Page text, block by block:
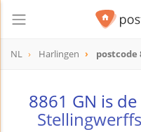
NL Harlingen postcode
8861 GN is